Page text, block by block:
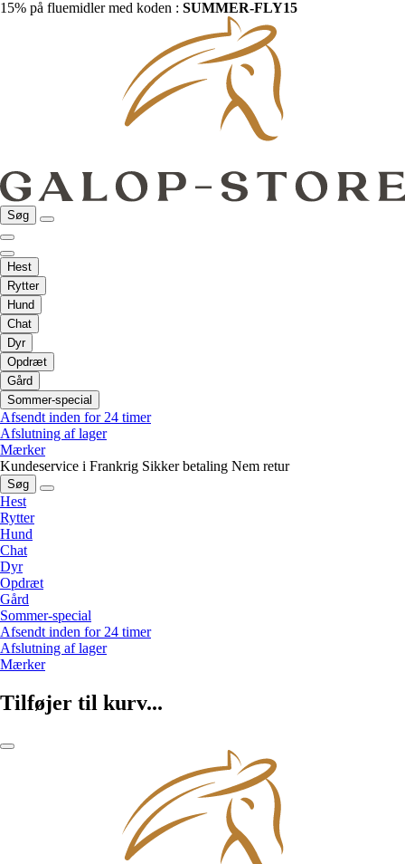
15% på fluemidler med koden : SUMMER-FLY15
Søg
Hest
Rytter
Hund
Chat
Dyr
Opdræt
Gård
Sommer-special
Afsendt inden for 24 timer
Afslutning af lager
Mærker
Kundeservice i Frankrig Sikker betaling Nem retur
Søg
Hest
Rytter
Hund
Chat
Dyr
Opdræt
Gård
Sommer-special
Afsendt inden for 24 timer
Afslutning af lager
Mærker
Tilføjer til kurv...